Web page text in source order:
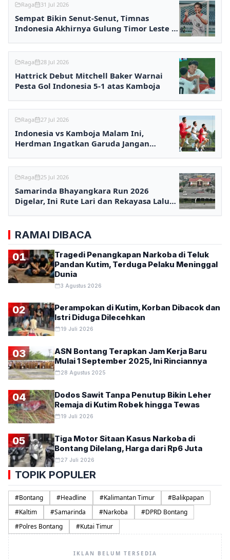
Raga 31 Jul 2026
Sempat Bikin Senut-Senut, Timnas
Indonesia Akhirnya Gulung Timor Leste 3-
Raga 28 Jul 2026
Hattrick Debut Mitchell Baker Warnai
Pesta Gol Indonesia 5-1 atas Kamboja
Raga 27 Jul 2026
Indonesia vs Kamboja Malam Ini,
Herdman Ingatkan Garuda Jangan
Raga 25 Jul 2026
Samarinda Bhayangkara Run 2026
Digelar, Ini Rute Lari dan Rekayasa Lalu
RAMAI DIBACA
01
Tragedi Penangkapan Narkoba di Teluk
Pandan Kutim, Terduga Pelaku Meninggal
Dunia
3 Agustus 2026
02
Perampokan di Kutim, Korban Dibacok dan
Istri Diduga Dilecehkan
19 Juli 2026
03
ASN Bontang Terapkan Jam Kerja Baru
Mulai 1 September 2025, Ini Rinciannya
28 Agustus 2025
04
Dodos Sawit Tanpa Penutup Bikin Leher
Remaja di Kutim Robek hingga Tewas
19 Juli 2026
05
Tiga Motor Sitaan Kasus Narkoba di
Bontang Dilelang, Harga dari Rp6 Juta
27 Juli 2026
TOPIK POPULER
#Bontang #Headline #Kalimantan Timur #Balikpapan
#Kaltim #Samarinda #Narkoba #DPRD Bontang
#Polres Bontang #Kutai Timur
IKLAN BELUM TERSEDIA